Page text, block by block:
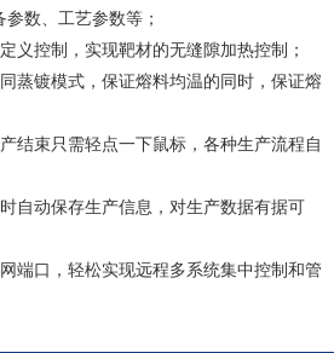
数、工艺参数等；
义控制，实现靶材的无缝隙加热控制；
蒸镀模式，保证熔料均温的同时，保证熔
结束只需轻点一下鼠标，各种生产流程自
自动保存生产信息，对生产数据有据可
端口，轻松实现远程多系统集中控制和管